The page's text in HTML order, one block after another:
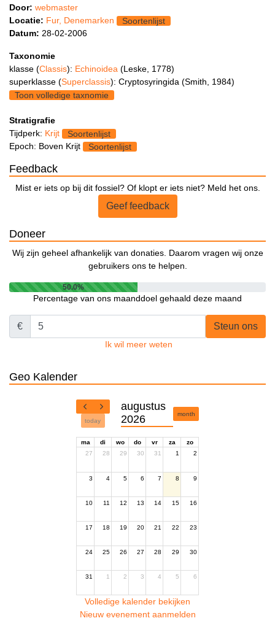
Door: webmaster
Locatie: Fur, Denemarken
Soortenlijst
Datum: 28-02-2006
Taxonomie
klasse (Classis): Echinoidea (Leske, 1778)
superklasse (Superclassis): Cryptosyringida (Smith, 1984)
Toon volledige taxnomie
Stratigrafie
Tijdperk: Krijt
Soortenlijst
Epoch: Boven Krijt
Soortenlijst
Feedback
Mist er iets op bij dit fossiel? Of klopt er iets niet? Meld het ons.
Geef feedback
Doneer
Wij zijn geheel afhankelijk van donaties. Daarom vragen wij onze
gebruikers ons te helpen.
50.0%
Percentage van ons maanddoel gehaald deze maand
€ Steun ons
Ik wil meer weten
Geo Kalender
today
augustus
2026
month
ma di wo do vr za
zo
27
28 29 30 31 1 2
3 4 5 6 7 8 9
10 11 12 13 14 15 16
17 18 19 20 21 22 23
24 25 26 27 28 29 30
31 1 2 3 4 5 6
Volledige kalender bekijken
Nieuw evenement aanmelden